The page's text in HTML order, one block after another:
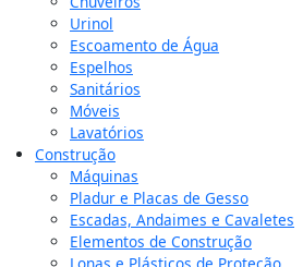
Urinol
Escoamento de Água
Espelhos
Sanitários
Móveis
Lavatórios
Construção
Máquinas
Pladur e Placas de Gesso
Escadas, Andaimes e Cavaletes
Elementos de Construção